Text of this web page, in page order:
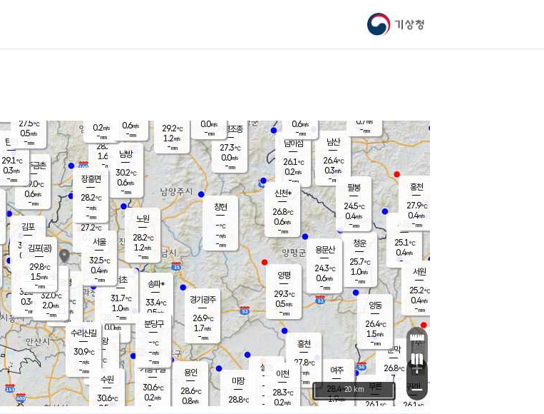
기상청
문막
26.8℃
2.7m/s
mm
남이섬
26.1℃
0.2m/s
-mm
양주
28.2℃
1.6
-mm
부론
26.1 ℃
과천
28.0℃
0.0m/s
- mm
남산
26.4℃
0.3m/s
-mm
청운
25.7℃
1.0m/s
-mm
팔봉
24.5℃
0.4m/s
-mm
용인
28.6℃
0.8m/s
여주
28.4℃
1.9m/s
양동
26.4℃
1.5m/s
-mm
경기광주
26.9℃
1.7m/s
-mm
0.6m/s
-mm
파주금촌
29.0℃
0.6m/s
-mm
가평조종
27.3℃
0.0m/s
-mm
29.2℃
1.2m/s
-mm
신천*
26.8℃
0.6m/s
-mm
창현
-℃
-m/s
-mm
탄현
29.1℃
0.3m/s
-mm
0.0m/s
-mm
흥천
27.8℃
-m/s
-mm
마장
28.8℃
의왕
- ℃
m/s
mm
김포
30.3℃
0.0 m/s
mm
설봉
-
-m/s
- mm
광명
33.0
℃
1.1 m/s
-mm
부천
32.3℃
0.3m/s
-mm
구로
32.0℃
2.0m/s
-mm
은평
27.2℃
0.2 m/s
- mm
노원
28.2℃
1.2m/s
-mm
송파*
33.4℃
0.5m/s
-mm
서초
31.7℃
1.0m/s
-mm
남방
30.2℃
0.6m/s
-mm
기흥구갈
30.6℃
0.2m/s
-
수리산길
30.9℃
-m/s
-mm
분당구
-℃
-m/s
-mm
장흥면
28.2℃
-m/s
-mm
0.2m/s
-mm
시동
25.1℃
0.4m/s
- mm
귀래
26.1 ℃
서원
25.2℃
0.4m/s
-mm
용문산
24.3℃
0.6m/s
-mm
김포(공)
29.8℃
1.5m/s
-mm
홍천
27.9℃
0.4m/s
-mm
이천
28.3℃
0.2m/s
양평
29.3℃
0.5m/s
-mm
수원
30.6℃
0.5 m/s
서울
32.5℃
0.4m/s
-mm
0.7 m/s
-mm
27.5℃
0.5m/s
-mm
0.6m/s
-mm
+
−
20 km